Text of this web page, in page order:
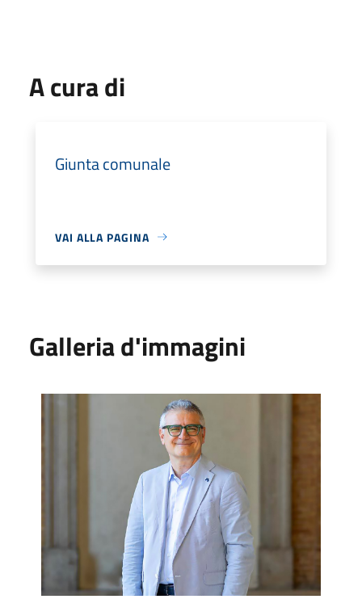
A cura di
Giunta comunale
VAI ALLA PAGINA
Galleria d'immagini